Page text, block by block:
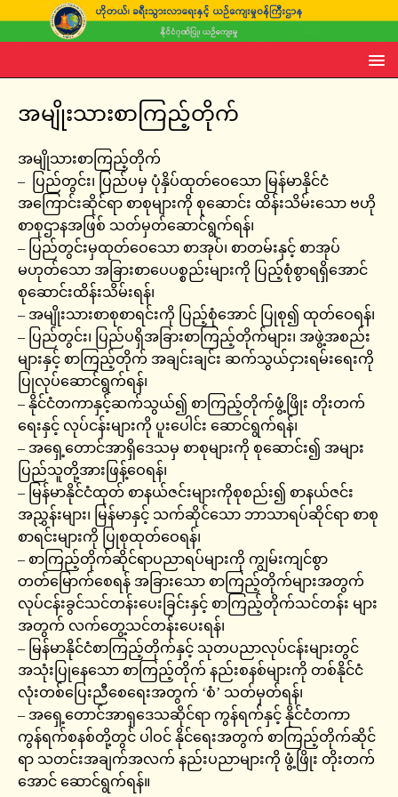
အမျိုးသားစာကြည့်တိုက်
အမျိုသားစာကြည့်တိုက်
– ပြည်တွင်း၊ ပြည်ပမှ ပုံနှိပ်ထုတ်ဝေသော မြန်မာနိုင်ငံ
အကြောင်းဆိုင်ရာ စာစုများကို စုဆောင်း ထိန်းသိမ်းသော ဗဟို
စာစုဌာနအဖြစ် သတ်မှတ်ဆောင်ရွက်ရန်၊
– ပြည်တွင်းမှထုတ်ဝေသော စာအုပ်၊ စာတမ်းနှင့် စာအုပ်
မဟုတ်သော အခြားစာပေပစ္စည်းများကို ပြည့်စုံစွာရရှိအောင်
စုဆောင်းထိန်းသိမ်းရန်၊
– အမျိုးသားစာစုစာရင်းကို ပြည့်စုံအောင် ပြုစု၍ ထုတ်ဝေရန်၊
– ပြည်တွင်း၊ ပြည်ပရှိအခြားစာကြည့်တိုက်များ၊ အဖွဲ့အစည်း
များနှင့် စာကြည့်တိုက် အချင်းချင်း ဆက်သွယ်ငှားရမ်းရေးကို
ပြုလုပ်ဆောင်ရွက်ရန်၊
– နိုင်ငံတကာနှင့်ဆက်သွယ်၍ စာကြည့်တိုက်ဖွံ့ဖြိုး တိုးတက်
ရေးနှင့် လုပ်ငန်းများကို ပူးပေါင်း ဆောင်ရွက်ရန်၊
– အရှေ့တောင်အာရှိဒေသမှ စာစုများကို စုဆောင်း၍ အများ
ပြည်သူတို့အားဖြန့်ဝေရန်၊
– မြန်မာနိုင်ငံထုတ် စာနယ်ဇင်းများကိုစုစည်း၍ စာနယ်ဇင်း
အညွှန်းများ၊ မြန်မာနှင့် သက်ဆိုင်သော ဘာသာရပ်ဆိုင်ရာ စာစု
စာရင်းများကို ပြုစုထုတ်ဝေရန်၊
– စာကြည့်တိုက်ဆိုင်ရာပညာရပ်များကို ကျွမ်းကျင်စွာ
တတ်မြောက်စေရန် အခြားသော စာကြည့်တိုက်များအတွက်
လုပ်ငန်းခွင်သင်တန်းပေးခြင်းနှင့် စာကြည့်တိုက်သင်တန်း များ
အတွက် လက်တွေ့သင်တန်းပေးရန်၊
– မြန်မာနိုင်ငံစာကြည့်တိုက်နှင့် သုတပညာလုပ်ငန်းများတွင်
အသုံးပြုနေသော စာကြည့်တိုက် နည်းစနစ်များကို တစ်နိုင်ငံ
လုံးတစ်ပြေးညီစေရေးအတွက် ‘စံ’ သတ်မှတ်ရန်၊
– အရှေ့တောင်အာရှဒေသဆိုင်ရာ ကွန်ရက်နှင့် နိုင်ငံတကာ
ကွန်ရက်စနစ်တို့တွင် ပါဝင် နိုင်ရေးအတွက် စာကြည့်တိုက်ဆိုင်
ရာ သတင်းအချက်အလက် နည်းပညာများကို ဖွံ့ဖြိုး တိုးတက်
အောင် ဆောင်ရွက်ရန်။